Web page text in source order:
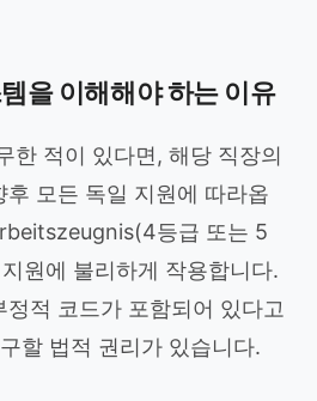
을 이해해야 하는 이유
한 적이 있다면, 해당 직장의
모든 독일 지원에 따라옵
등급 또는 5
원에 불리하게 작용합니다.
적 코드가 포함되어 있다고
할 법적 권리가 있습니다.